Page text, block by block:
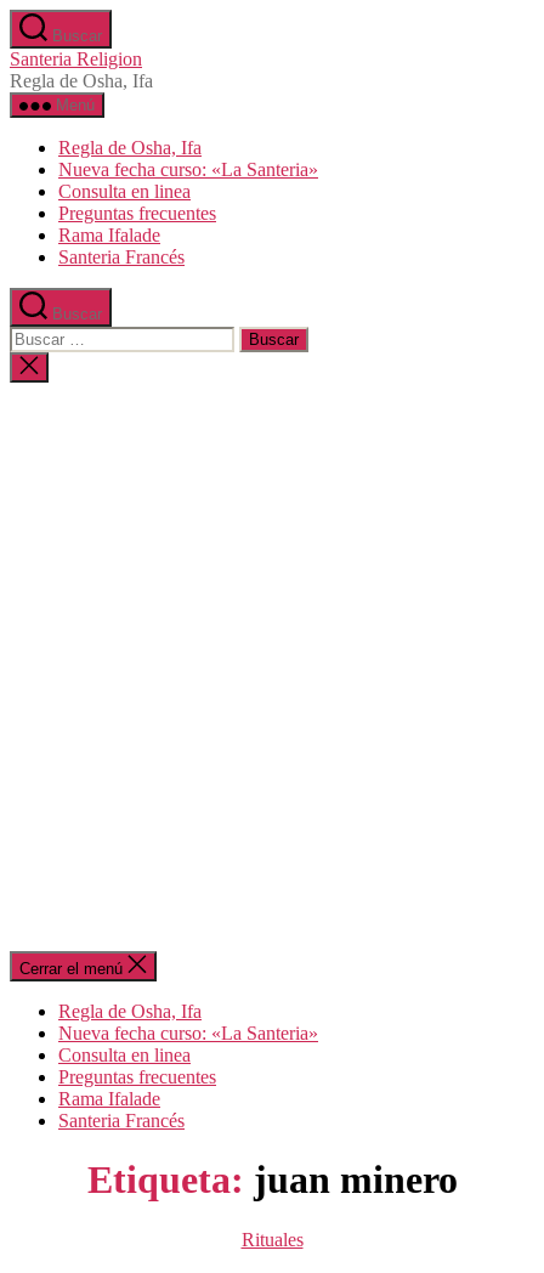
Saltar
al
contenido
Buscar
Santeria Religion
Regla de Osha, Ifa
Menú
Regla de Osha, Ifa
Nueva fecha curso: «La Santeria»
Consulta en linea
Preguntas frecuentes
Rama Ifalade
Santeria Francés
Buscar
Buscar:
Cerrar
la
Cerrar el menú
Regla de Osha, Ifa
Nueva fecha curso: «La Santeria»
Consulta en linea
Preguntas frecuentes
Rama Ifalade
Santeria Francés
Etiqueta: juan minero
Categorías
Rituales